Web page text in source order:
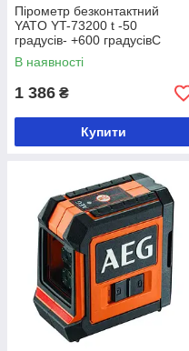
Пірометр безконтактний
YATO YT-73200 t -50
градусів- +600 градусівC
В наявності
1 386 ₴
Купити